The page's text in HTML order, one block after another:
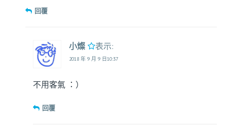
回覆
小燦 表示:
2018 年 9 月 9 日10:37
不用客氣 ：）
回覆